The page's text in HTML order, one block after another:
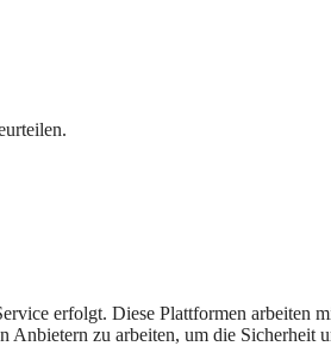
erfolgt. Diese Plattformen arbeiten
zu arbeiten, um die Sicherheit